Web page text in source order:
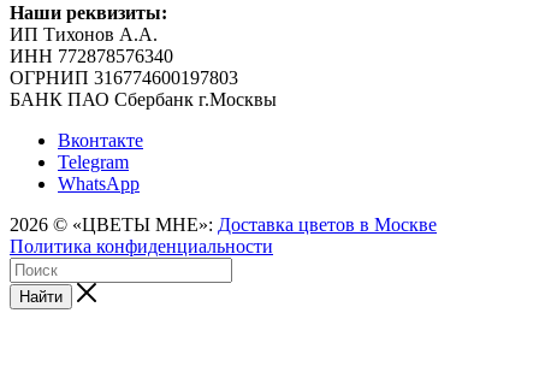
Наши реквизиты:
ИП Тихонов А.А.
ИНН 772878576340
ОГРНИП 316774600197803
БАНК ПАО Сбербанк г.Москвы
Вконтакте
Telegram
WhatsApp
2026 © «ЦВЕТЫ МНЕ»: Доставка цветов в Москве
Политика конфиденциальности
Найти